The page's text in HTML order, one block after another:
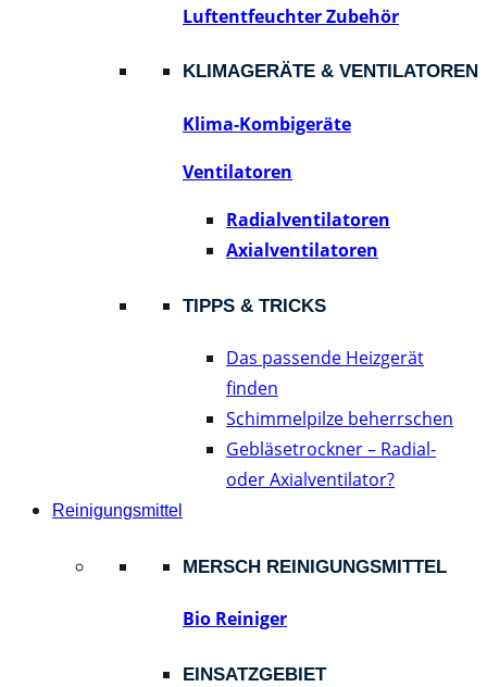
Luftentfeuchter Zubehör
KLIMAGERÄTE & VENTILATOREN
Klima-Kombigeräte
Ventilatoren
Radialventilatoren
Axialventilatoren
TIPPS & TRICKS
Das passende Heizgerät
finden
Schimmelpilze beherrschen
Gebläsetrockner – Radial-
oder Axialventilator?
Reinigungsmittel
MERSCH REINIGUNGSMITTEL
Bio Reiniger
EINSATZGEBIET